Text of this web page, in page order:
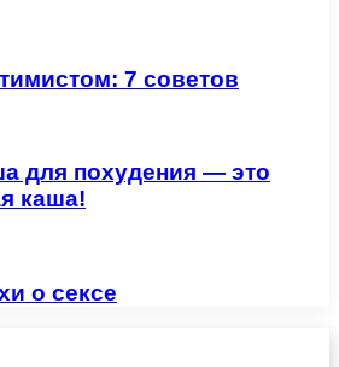
7 советов
для похудения — это
каша!
о сексе